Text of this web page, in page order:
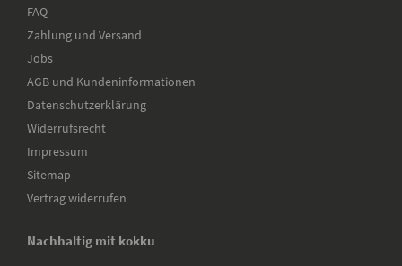
FAQ
Zahlung und Versand
Jobs
AGB und Kundeninformationen
Datenschutzerklärung
Widerrufsrecht
Impressum
Sitemap
Vertrag widerrufen
Nachhaltig mit kokku